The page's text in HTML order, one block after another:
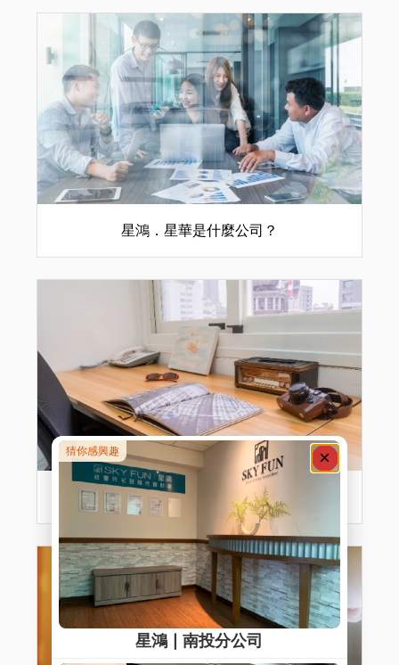
星鴻．星華是什麼公司？
星居商務中心Coworking Space ∣ 中華館